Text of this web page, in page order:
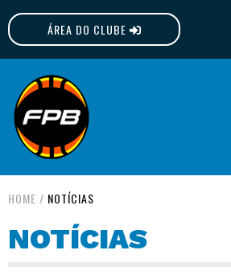
ÁREA DO CLUBE
FPB
HOME / NOTÍCIAS
NOTÍCIAS